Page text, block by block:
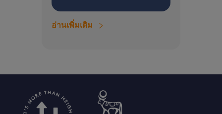
อ่านเพิ่มเติม